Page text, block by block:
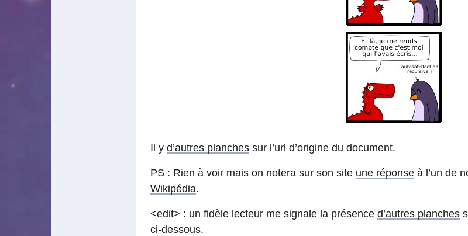
Il y d’autres planchessur l’url d’origine du document.
PS : Rien à voir mais on notera sur son site une réponseà l’un de
Wikipédia.
<edit> : un fidèle lecteur me signale la présence d’autres planches
ci-dessous.